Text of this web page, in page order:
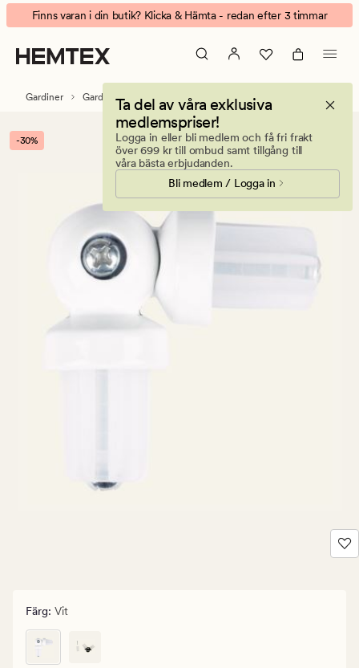
Corner
skarvstycke
Animerad
banner.
Klicka
på
att
pausa.
Finns varan i din butik? Klicka & Hämta - redan efter 3 timmar
Ta del av våra exklusiva
medlemspriser!
Logga in eller bli medlem och få fri frakt
över 699 kr till ombud samt tillgång till
våra bästa erbjudanden.
Bli medlem / Logga in
Gardiner Gardintillbehör Gardinskenor & tillbehör
-30%
Färg: Vit